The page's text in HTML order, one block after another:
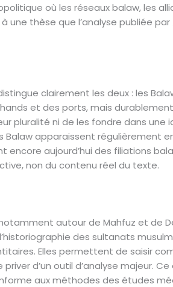
où les réseaux balaw, les
thèse que l’analyse publiée par
clairement les deux : les
et des ports, mais
pluralité ni de les fondre dans une
Balaw apparaissent régulièrement
aujourd’hui des filiations
non du contenu réel du texte.
autour de Mahfuz et de
des sultanats
Elles permettent de saisir
d’un outil d’analyse majeur.
aux méthodes des études